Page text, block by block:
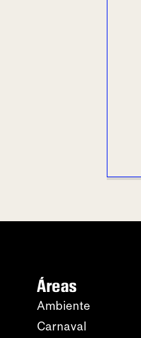
Áreas
Ambiente
Carnaval